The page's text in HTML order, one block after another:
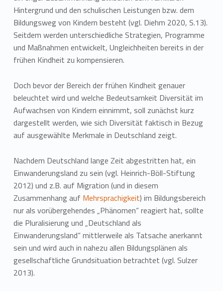
Hintergrund und den schulischen Leistungen bzw. dem
Bildungsweg von Kindern besteht (vgl. Diehm 2020, S.13).
Seitdem werden unterschiedliche Strategien, Programme
und Maßnahmen entwickelt, Ungleichheiten bereits in der
frühen Kindheit zu kompensieren.
Doch bevor der Bereich der frühen Kindheit genauer
beleuchtet wird und welche Bedeutsamkeit Diversität im
Aufwachsen von Kindern einnimmt, soll zunächst kurz
dargestellt werden, wie sich Diversität faktisch in Bezug
auf ausgewählte Merkmale in Deutschland zeigt.
Nachdem Deutschland lange Zeit abgestritten hat, ein
Einwanderungsland zu sein (vgl. Heinrich-Böll-Stiftung
2012) und z.B. auf Migration (und in diesem
Zusammenhang auf Mehrsprachigkeit) im Bildungsbereich
nur als vorübergehendes „Phänomen“ reagiert hat, sollte
die Pluralisierung und „Deutschland als
Einwanderungsland“ mittlerweile als Tatsache anerkannt
sein und wird auch in nahezu allen Bildungsplänen als
gesellschaftliche Grundsituation betrachtet (vgl. Sulzer
2013).